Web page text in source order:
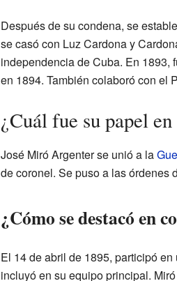
Después de su condena, se
se casó con Luz Cardona y
independencia de Cuba. En 1893,
en 1894. También colaboró con el
¿Cuál fue su papel
José Miró Argenter se unió a la
de coronel. Se puso a las órdenes
¿Cómo se destacó en
El 14 de abril de 1895, participó
incluyó en su equipo principal.